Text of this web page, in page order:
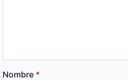
Nombre *